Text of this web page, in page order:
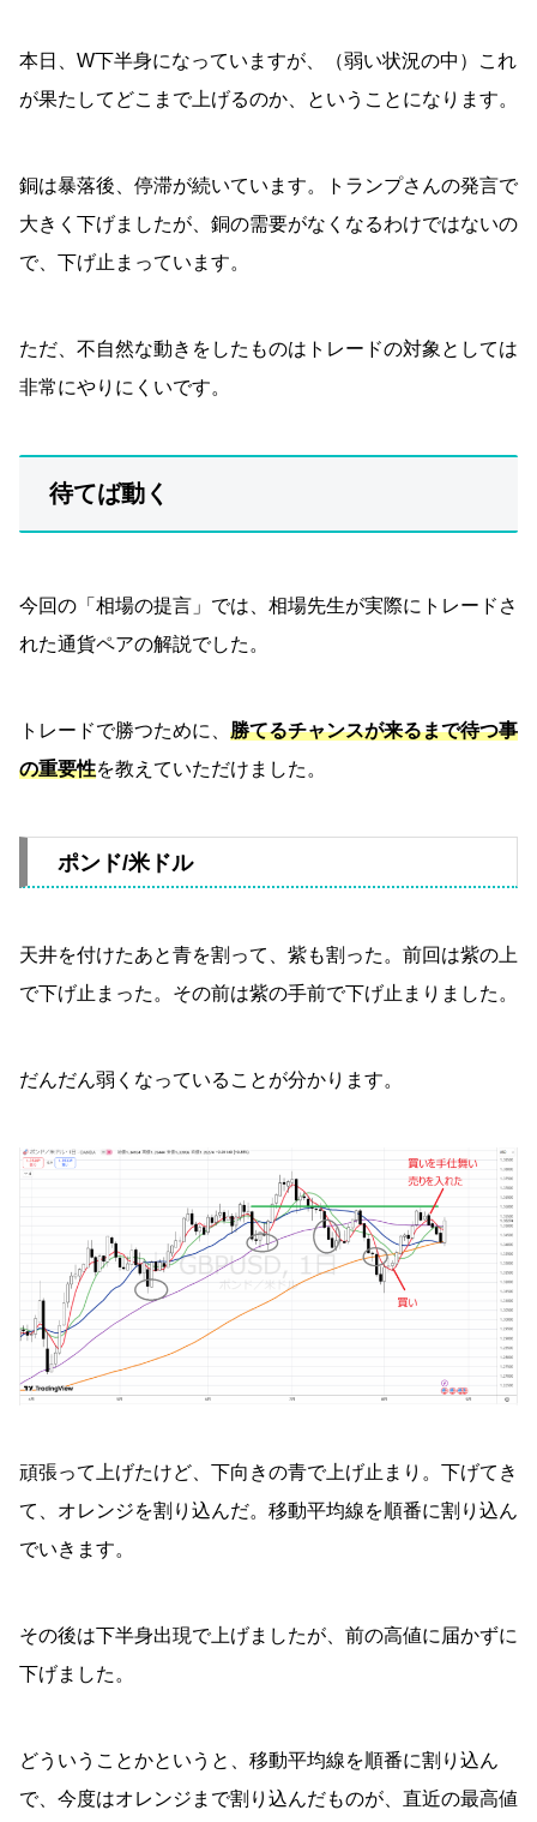
本日、W下半身になっていますが、（弱い状況の中）これ
が果たしてどこまで上げるのか、ということになります。
銅は暴落後、停滞が続いています。トランプさんの発言で
大きく下げましたが、銅の需要がなくなるわけではないの
で、下げ止まっています。
ただ、不自然な動きをしたものはトレードの対象としては
非常にやりにくいです。
待てば動く
今回の「相場の提言」では、相場先生が実際にトレードさ
れた通貨ペアの解説でした。
トレードで勝つために、 勝てるチャンスが来るまで待つ事
の重要性を教えていただけました。
ポンド/米ドル
天井を付けたあと青を割って、紫も割った。前回は紫の上
で下げ止まった。その前は紫の手前で下げ止まりました。
だんだん弱くなっていることが分かります。
頑張って上げたけど、下向きの青で上げ止まり。下げてき
て、オレンジを割り込んだ。移動平均線を順番に割り込ん
でいきます。
その後は下半身出現で上げましたが、前の高値に届かずに
下げました。
どういうことかというと、移動平均線を順番に割り込ん
で、今度はオレンジまで割り込んだものが、直近の最高値